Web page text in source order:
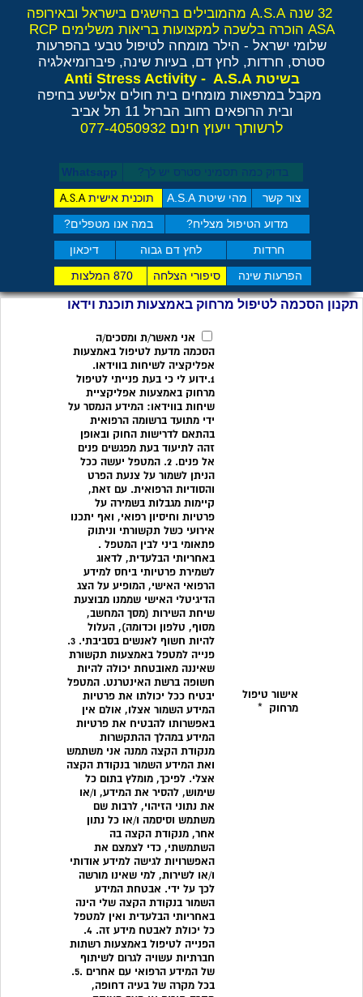
צור קשר מהי שיטת A.S.A תוכנית אישיתA.S.A
חרדות לחץ דם גבוה דיכאון
מדוע הטיפול מצליח? במה אנו מטפלים?
הפרעות שינה סיפורי הצלחה 870 המלצות
בדוק כמה תסמיני סט​רס יש לך? Whatsapp
32 שנה A.S.A מהמובילים בהישגים בישראל ובאירופה
ASA הוכרה בלשכה למקצועות בריאות משלימים RCP
שלומי ישראל - הילר מומחה לטיפול טבעי בהפרעות
סטרס, חרדות, לחץ דם, בעיות שינה, פיברומיאלגיה
בשיטת Anti Stress Activity - A.S.A
מקבל במרפאות מומחים בית חולים אלישע בחיפה
ובית הרופאים רחוב הברזל 11 תל אביב
לרשותך ייעוץ חינם 077-4050932
תקנון הסכמה לטיפול מרחוק באמצעות תוכנת וידאו